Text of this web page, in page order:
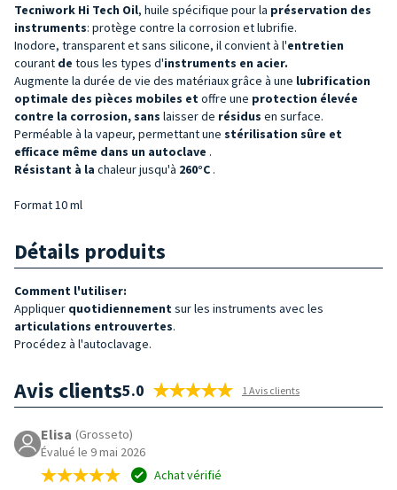
Tecniwork Hi Tech Oil, huile spécifique pour la préservation des
instruments: protège contre la corrosion et lubrifie.
Inodore, transparent et sans silicone, il convient à l'entretien
courant de tous les types d'instruments en acier.
Augmente la durée de vie des matériaux grâce à une lubrification
optimale des pièces mobiles et offre une protection élevée
contre la corrosion, sans laisser de résidus en surface.
Perméable à la vapeur, permettant une stérilisation sûre et
efficace même dans un autoclave .
Résistant à la chaleur jusqu'à 260°C .
Format 10 ml
Détails produits
Comment l'utiliser:
Appliquer quotidiennement sur les instruments avec les
articulations entrouvertes.
Procédez à l'autoclavage.
Avis clients5.0 1 Avis clients
Elisa (Grosseto)
Évalué le 9 mai 2026
Achat vérifié